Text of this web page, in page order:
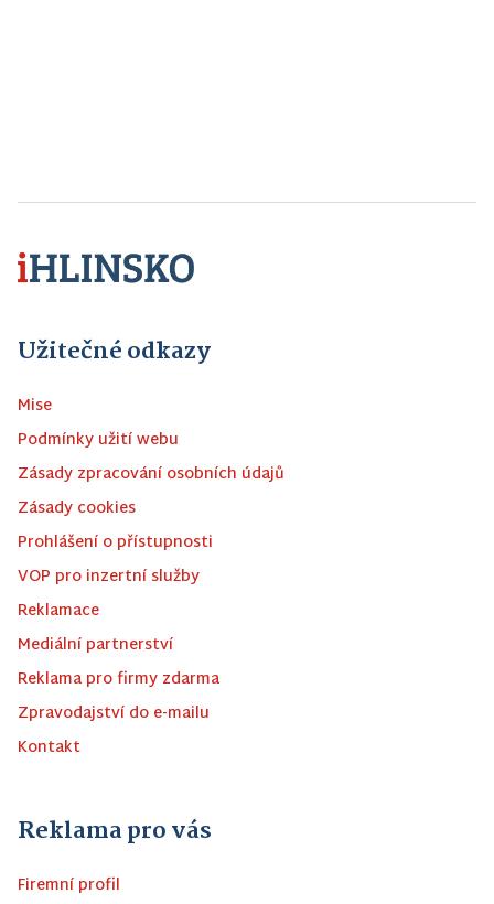
Užitečné odkazy
Mise
Podmínky užití webu
Zásady zpracování osobních údajů
Zásady cookies
Prohlášení o přístupnosti
VOP pro inzertní služby
Reklamace
Mediální partnerství
Reklama pro firmy zdarma
Zpravodajství do e-mailu
Kontakt
Reklama pro vás
Firemní profil